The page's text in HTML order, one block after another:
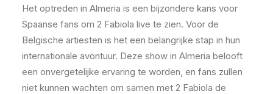
Het optreden in Almeria is een bijzondere kans voor
Spaanse fans om 2 Fabiola live te zien. Voor de
Belgische artiesten is het een belangrijke stap in hun
internationale avontuur. Deze show in Almeria belooft
een onvergetelijke ervaring te worden, en fans zullen
niet kunnen wachten om samen met 2 Fabiola de